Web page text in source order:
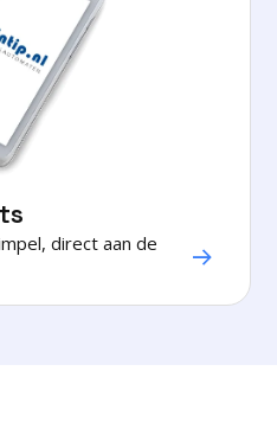
direct aan de
